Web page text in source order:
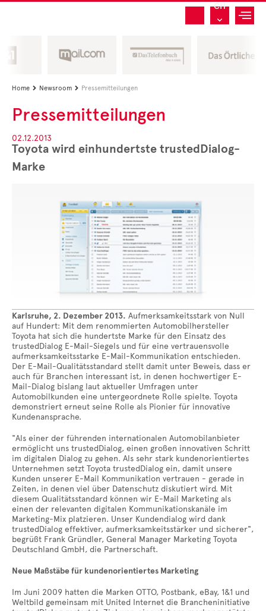
CH
Home  Newsroom  Pressemitteilungen
Pressemitteilungen
02.12.2013
Toyota wird einhundertste trustedDialog-
Marke
Karlsruhe, 2. Dezember 2013. Aufmerksamkeitsstark von Null
auf Hundert: Mit dem renommierten Automobilhersteller
Toyota hat sich die hundertste Marke für den Einsatz des
trustedDialog E-Mail-Siegels und für eine vertrauensvolle
aufmerksamkeitsstarke E-Mail-Kommunikation entschieden.
Der E-Mail-Qualitätsstandard stellt damit unter Beweis, dass er
auch für Branchen interessant ist, in denen hochwertiger E-
Mail-Dialog bislang laut aktueller Umfragen unter
Automobilkunden eine untergeordnete Rolle spielte. Toyota
demonstriert erneut seine Rolle als Pionier für innovative
Kundenansprache.
"Als einer der führenden internationalen Automobilanbieter
ermöglicht uns trustedDialog, einen großen innovativen Schritt
im digitalen Dialog zu gehen. Als sehr stark kundenorientiertes
Unternehmen setzt Toyota trustedDialog ein, damit unsere
Kunden unserer E-Mail Kommunikation vertrauen - gerade in
Zeiten, in denen viel über Datenschutz diskutiert wird. Mit
diesem Qualitätsstandard können wir E-Mail Marketing als
einen der relevanten digitalen Kommunikationskanäle im
Marketing-Mix platzieren. Unser Kundendialog wird dank
trustedDialog effektiver, aufmerksamkeitsstärker und sicherer",
begrüßt Frank Gründler, General Manager Marketing Toyota
Deutschland GmbH, die Partnerschaft.
Neue Maßstäbe für kundenorientiertes Marketing
Im Juni 2009 hatten die Marken OTTO, Postbank, eBay, 1&1 und
Weltbild gemeinsam mit United Internet die Brancheninitiative